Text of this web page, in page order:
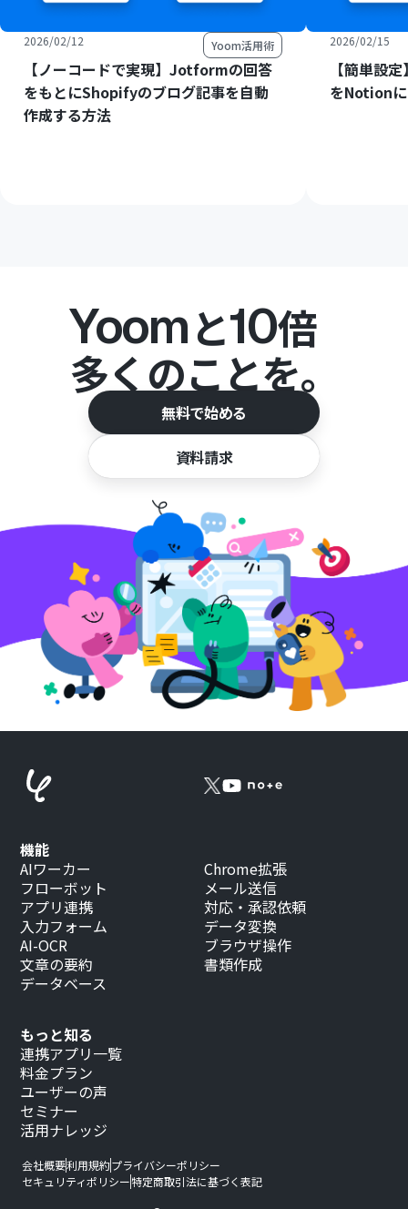
2026/02/12 Yoom活用術
【ノーコードで実現】Jotformの回答
をもとにShopifyのブログ記事を自動
作成する方法
2026/02/15
【簡単設
をNotion
Yoomと10倍
多くのことを。
無料で始める
資料請求
もっと知る
連携アプリ一覧
料金プラン
ユーザーの声
セミナー
活用ナレッジ
機能
AIワーカー
フローボット
アプリ連携
入力フォーム
AI-OCR
文章の要約
データベース
Chrome拡張
メール送信
対応・承認依頼
データ変換
ブラウザ操作
書類作成
会社概要利用規約プライバシーポリシー
セキュリティポリシー特定商取引法に基づく表記